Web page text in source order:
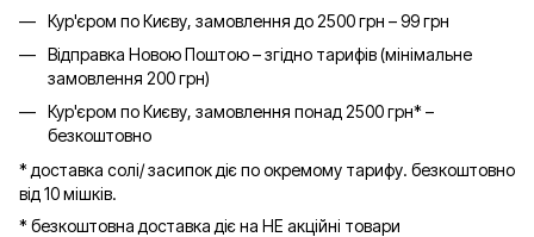
Кур'єром по Києву, замовлення до 2500 грн – 99 грн
Відправка Новою Поштою – згідно тарифів (мінімальне
замовлення 200 грн)
Кур'єром по Києву, замовлення понад 2500 грн* –
безкоштовно
* доставка солі/ засипок діє по окремому тарифу. безкоштовно
від 10 мішків.
* безкоштовна доставка діє на НЕ акційні товари